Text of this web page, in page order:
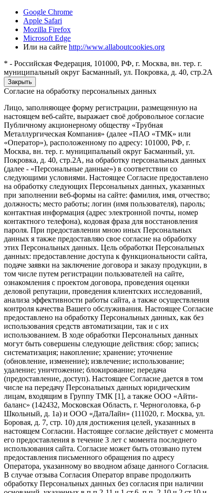
Google Chrome
Apple Safari
Mozilla Firefox
Microsoft Edge
Или на сайте http://www.allaboutcookies.org
* - Российская Федерация, 101000, РФ, г. Москва, вн. тер. г.
муниципальный округ Басманный, ул. Покровка, д. 40, стр.2А
Закрыть
Согласие на обработку персональных данных
Лицо, заполняющее форму регистрации, размещенную на
настоящем веб-сайте, выражает своё добровольное согласие
Публичному акционерному обществу «Трубная
Металлургическая Компания» (далее «ПАО «ТМК» или
«Оператор»), расположенному по адресу: 101000, РФ, г.
Москва, вн. тер. г. муниципальный округ Басманный, ул.
Покровка, д. 40, стр.2А, на обработку персональных данных
(далее - «Персональные данные») в соответствии со
следующими условиями. Настоящее Согласие предоставлено
на обработку следующих Персональных данных, указанных
при заполнении веб-формы на сайте: фамилия, имя, отчество;
должность; место работы; логин (имя пользователя), пароль;
контактная информация (адрес электронной почты, номер
контактного телефона), кодовая фраза для восстановления
пароля. При предоставлении мною иных Персональных
данных я также предоставляю свое согласие на обработку
этих Персональных данных. Цель обработки Персональных
данных: предоставление доступа к функциональности сайта,
подаче заявки на заключение договора и заказу продукции, в
том числе путем регистрации пользователей на сайте,
ознакомления с проектом договора, проведения оценки
деловой репутации, проведения клиентских исследований,
анализа эффективности работы сайта, а также осуществления
контроля качества Вашего обслуживания. Настоящее Согласие
предоставлено на обработку Персональных данных, как без
использования средств автоматизации, так и с их
использованием. В ходе обработки Персональных данных
могут быть совершены следующие действия: сбор; запись;
систематизация; накопление; хранение; уточнение
(обновление, изменение); извлечение; использование;
удаление; уничтожение; блокирование; передача
(предоставление, доступ). Настоящее Согласие дается в том
числе на передачу Персональных данных юридическим
лицам, входящим в Группу ТМК [1], а также ООО «Айти-
баланс» (142432, Московская Область, г. Черноголовка, б-р
Школьный, д. 1а) и ООО «ДатаЛайн» (111020, г. Москва, ул.
Боровая, д. 7, стр. 10) для достижения целей, указанных в
настоящем Согласии. Настоящее согласие действует с момента
его предоставления в течение 3 лет с момента последнего
использования сайта. Согласие может быть отозвано путем
предоставления письменного обращения по адресу
Оператора, указанному во вводном абзаце данного Согласия.
В случае отзыва Согласия Оператор вправе продолжить
обработку Персональных данных без согласия при наличии